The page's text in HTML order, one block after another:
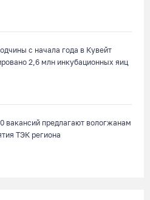
востоке Вологодчины
появится у драмтеатра в
с начала года в Кувейт
2,6 млн инкубационных яиц
вакансий предлагают вологжанам
ТЭК региона